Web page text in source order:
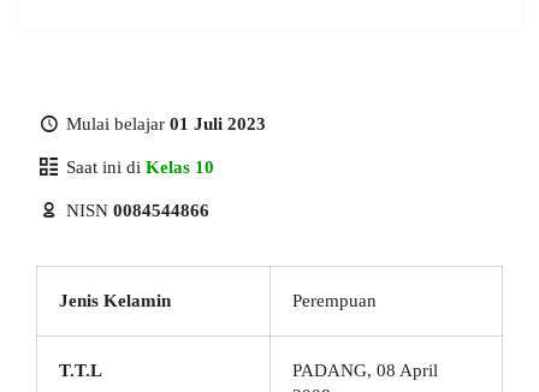
Mulai belajar 01 Juli 2023
Saat ini di Kelas 10
NISN 0084544866
Jenis Kelamin Perempuan
T.T.L
PADANG, 08 April